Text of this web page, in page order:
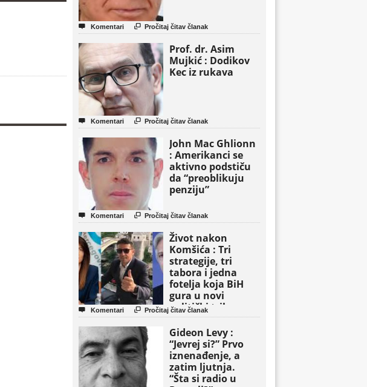
 Komentari  Pročitaj čitav članak
Prof. dr. Asim
Mujkić : Dodikov
Kec iz rukava
 Komentari  Pročitaj čitav članak
John Mac Ghlionn
: Amerikanci se
aktivno podstiču
da “preoblikuju
penziju”
 Komentari  Pročitaj čitav članak
Život nakon
Komšića : Tri
strategije, tri
tabora i jedna
fotelja koja BiH
gura u novi
politički triler
 Komentari  Pročitaj čitav članak
Gideon Levy :
“Jevrej si?” Prvo
iznenađenje, a
zatim ljutnja.
“Šta si radio u